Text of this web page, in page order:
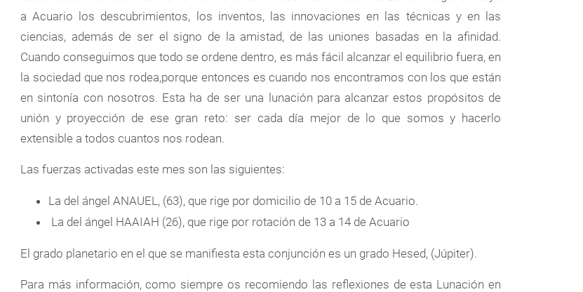
a Acuario los descubrimientos, los inventos, las innovaciones en las técnicas y en las
ciencias, además de ser el signo de la amistad, de las uniones basadas en la afinidad.
Cuando conseguimos que todo se ordene dentro, es más fácil alcanzar el equilibrio fuera, en
la sociedad que nos rodea,porque entonces es cuando nos encontramos con los que están
en sintonía con nosotros. Esta ha de ser una lunación para alcanzar estos propósitos de
unión y proyección de ese gran reto: ser cada día mejor de lo que somos y hacerlo
extensible a todos cuantos nos rodean.
Las fuerzas activadas este mes son las siguientes:
La del ángel ANAUEL, (63), que rige por domicilio de 10 a 15 de Acuario.
La del ángel HAAIAH (26), que rige por rotación de 13 a 14 de Acuario
El grado planetario en el que se manifiesta esta conjunción es un grado Hesed, (Júpiter).
Para más información, como siempre os recomiendo las reflexiones de esta Lunación en